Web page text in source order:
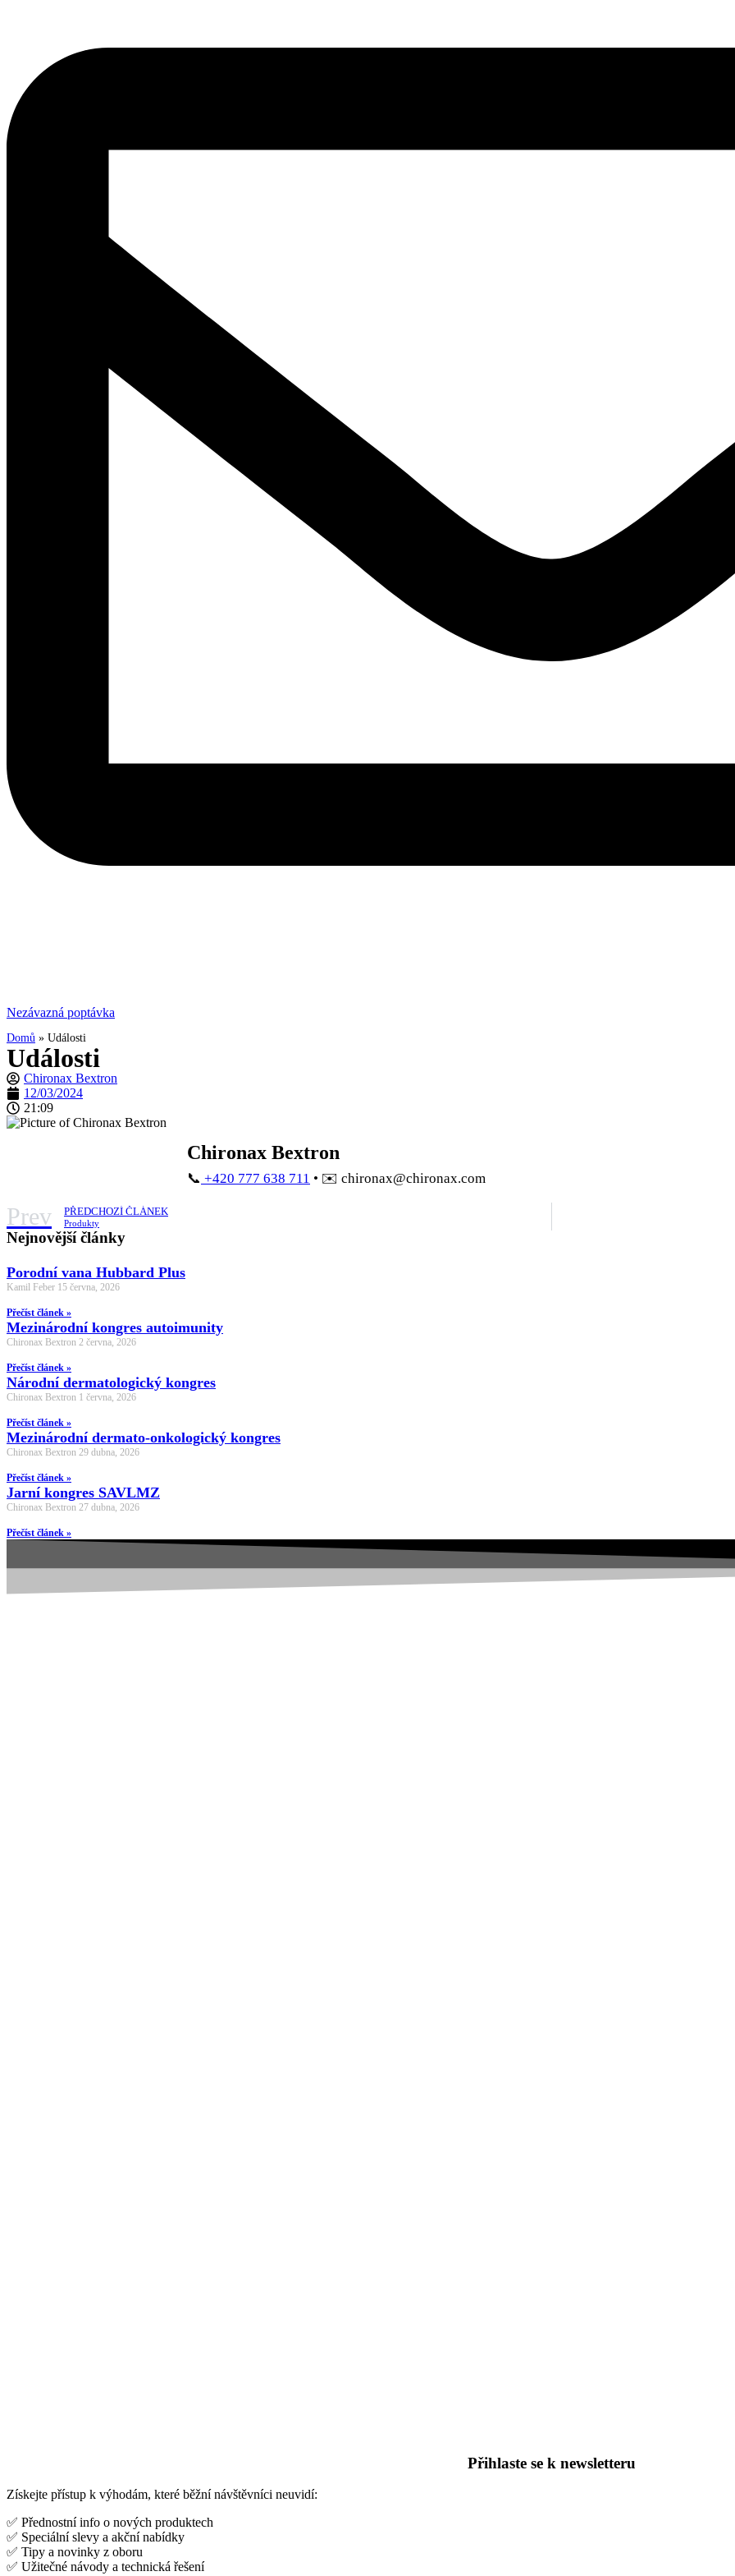
Nezávazná poptávka
Domů » Události
Události
Chironax Bextron
12/03/2024
21:09
Chironax Bextron
📞 +420 777 638 711 • ✉️ chironax@chironax.com
Prev PŘEDCHOZÍ ČLÁNEK
Produkty
Nejnovější články
Porodní vana Hubbard Plus
Kamil Feber 15 června, 2026
Přečíst článek »
Mezinárodní kongres autoimunity
Chironax Bextron 2 června, 2026
Přečíst článek »
Národní dermatologický kongres
Chironax Bextron 1 června, 2026
Přečíst článek »
Mezinárodní dermato-onkologický kongres
Chironax Bextron 29 dubna, 2026
Přečíst článek »
Jarní kongres SAVLMZ
Chironax Bextron 27 dubna, 2026
Přečíst článek »
Přihlaste se k newsletteru
Získejte přístup k výhodám, které běžní návštěvníci neuvidí:
✅ Přednostní info o nových produktech
✅ Speciální slevy a akční nabídky
✅ Tipy a novinky z oboru
✅ Užitečné návody a technická řešení